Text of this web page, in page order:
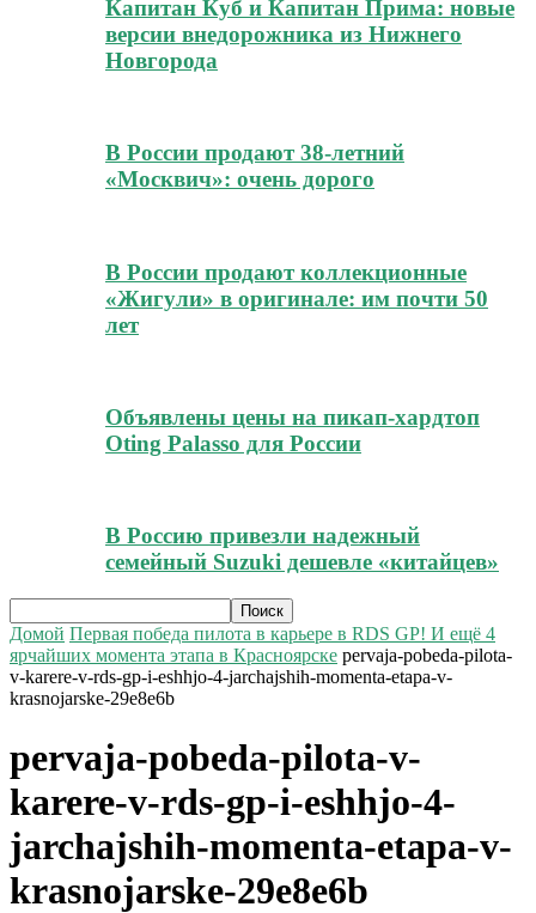
Капитан Куб и Капитан Прима: новые
версии внедорожника из Нижнего
Новгорода
В России продают 38-летний
«Москвич»: очень дорого
В России продают коллекционные
«Жигули» в оригинале: им почти 50
лет
Объявлены цены на пикап-хардтоп
Oting Palasso для России
В Россию привезли надежный
семейный Suzuki дешевле «китайцев»
Домой Первая победа пилота в карьере в RDS GP! И ещё 4
ярчайших момента этапа в Красноярске pervaja-pobeda-pilota-
v-karere-v-rds-gp-i-eshhjo-4-jarchajshih-momenta-etapa-v-
krasnojarske-29e8e6b
pervaja-pobeda-pilota-v-
karere-v-rds-gp-i-eshhjo-4-
jarchajshih-momenta-etapa-v-
krasnojarske-29e8e6b